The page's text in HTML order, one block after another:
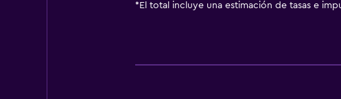
* El total incluye una estimación de tasas e